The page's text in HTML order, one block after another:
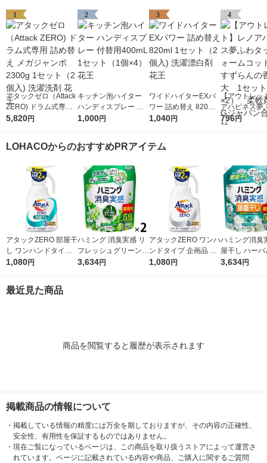
1
アタックゼロ（Attack
ZERO) ドラム式専用
詰め替え メガジャン
5,820円
2
キッチン泡ハイター
ハンディスプレー 付
替用400mL 1セット
1,000円
3
ワイドハイターEXパ
ワー 詰め替え 820ml
1セット（2個入) 洗濯
1,040円
4
【アウトレッ
アハピネス夢
チウォームコ
796円
LOHACOからのおすすめPRアイテム
アタックZERO 部屋干
し ワンハンドタイプ
企画品 大サイズ 760g
1,080円
ハミング 消臭実感 リ
フレッシュグリーンの
香り 超特大 詰め替え
3,634円
アタックZERO ワンハ
ンドタイプ 企画品 大
サイズ 760g 1個 濃縮
1,080円
ハミング消臭
屋干し ハー
ン 超特大 詰
3,634円
最近見た商品
商品を閲覧すると履歴が表示されます
掲載商品の情報について
・ 掲載している情報の精度には万全を期しておりますが、その内容の正確性、
安全性、有用性を保証するものではありません。
・ 現在ご覧になっているページは、この商品を取り扱うストアによって運営さ
れています。ページに記載されている内容や商品、ご購入に関するご質問